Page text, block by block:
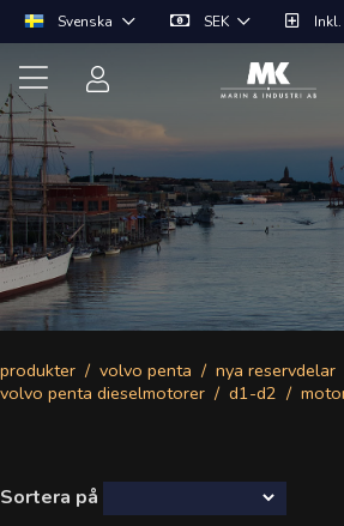
Svenska SEK
produkter volvo penta
nya reservdelar
volvo penta dieselmotorer
d1-d2
Sortera på